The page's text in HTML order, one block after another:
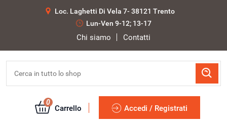
Loc. Laghetti Di Vela 7- 38121 Trento
Lun-Ven 9-12; 13-17
Chi siamo Contatti
0
Carrello Accedi / Registrati